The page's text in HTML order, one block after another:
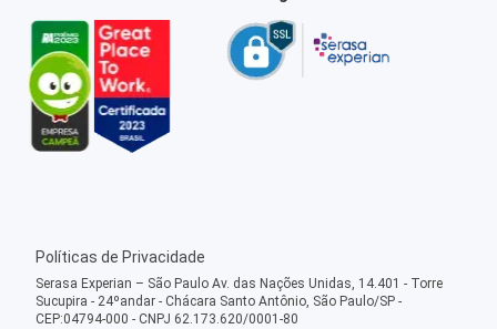
Políticas de Privacidade
Serasa Experian – São Paulo Av. das Nações Unidas, 14.401 - Torre
Sucupira - 24ºandar - Chácara Santo Antônio, São Paulo/SP -
CEP:04794-000 - CNPJ 62.173.620/0001-80